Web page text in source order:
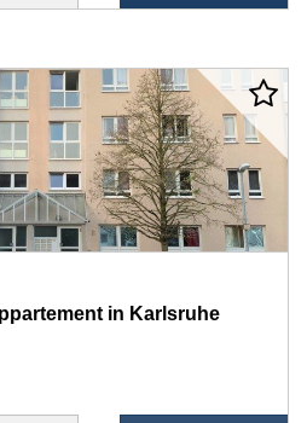
in Karlsruhe